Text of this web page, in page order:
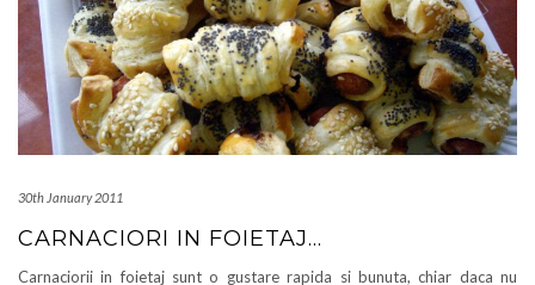
30th January 2011
CARNACIORI IN FOIETAJ…
Carnaciorii in foietaj sunt o gustare rapida si bunuta, chiar daca nu